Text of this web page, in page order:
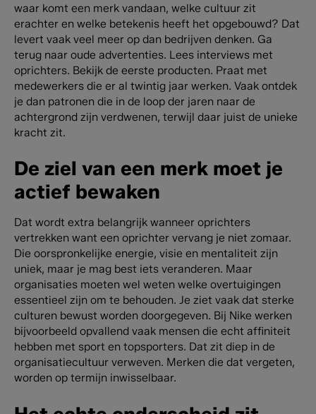
waar komt een merk vandaan, welke cultuur zit
erachter en welke betekenis heeft het opgebouwd? Dat
levert vaak veel meer op dan bedrijven denken. Ga
terug naar oude advertenties. Lees interviews met
oprichters. Bekijk de eerste producten. Praat met
medewerkers die er al twintig jaar werken. Vaak ontdek
je dan patronen die in de loop der jaren naar de
achtergrond zijn verdwenen, terwijl daar juist de unieke
kracht zit.
De ziel van een merk moet je
actief bewaken
Dat wordt extra belangrijk wanneer oprichters
vertrekken want een oprichter vervang je niet zomaar.
Die oorspronkelijke energie, visie en mentaliteit zijn
uniek, maar je mag best iets veranderen. Maar
organisaties moeten wel weten welke overtuigingen
essentieel zijn om te behouden. Je ziet vaak dat sterke
culturen bewust worden doorgegeven. Bij Nike werken
bijvoorbeeld opvallend vaak mensen die echt affiniteit
hebben met sport en topsporters. Dat zit diep in de
organisatiecultuur verweven. Merken die dat vergeten,
worden op termijn inwisselbaar.